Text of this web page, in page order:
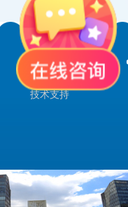
AbD Serotec
售后服务
技术支持